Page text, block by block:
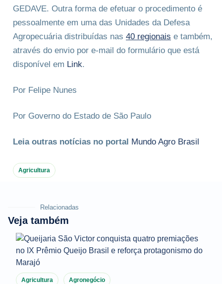
GEDAVE. Outra forma de efetuar o procedimento é
pessoalmente em uma das Unidades da Defesa
Agropecuária distribuídas nas 40 regionais e também,
através do envio por e-mail do formulário que está
disponível em Link.
Por Felipe Nunes
Por Governo do Estado de São Paulo
Leia outras notícias no portal Mundo Agro Brasil
Agricultura
Relacionadas
Veja também
Agricultura Agronegócio